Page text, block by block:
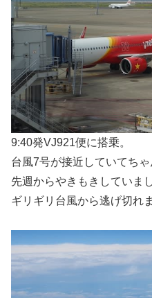
9:40発VJ921便に搭乗。
台風7号が接近していてち
先週からやきもきしていま
ギリギリ台風から逃げ切れ